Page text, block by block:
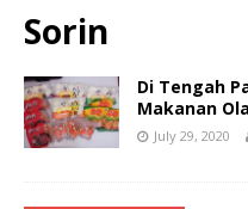
Sorin
Di Tengah
Makanan
July 29, 2020